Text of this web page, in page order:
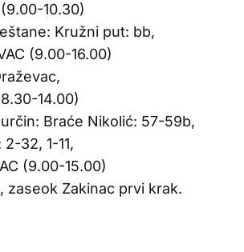
10.30)
Kružni put: bb,
(9.00-16.00)
14.00)
Braće Nikolić: 57-59b,
32, 1-11,
(9.00-15.00)
zaseok Zakinac prvi krak.